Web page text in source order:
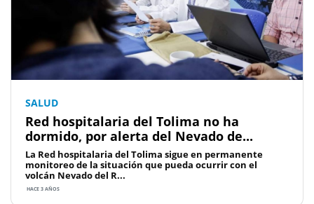
SALUD
Red hospitalaria del Tolima no ha
dormido, por alerta del Nevado de...
La Red hospitalaria del Tolima sigue en permanente
monitoreo de la situación que pueda ocurrir con el
volcán Nevado del R...
HACE 3 AÑOS